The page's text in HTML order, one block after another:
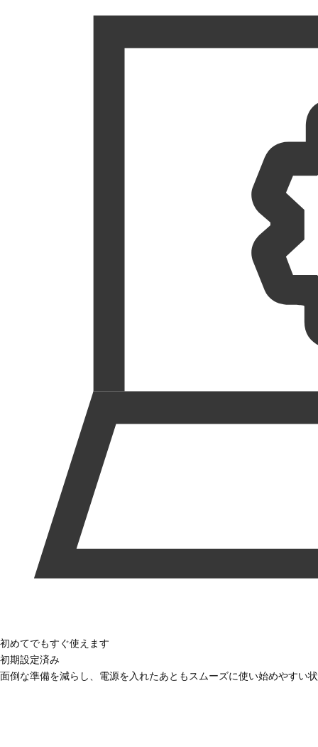
初めてでもすぐ使えます
初期設定済み
面倒な準備を減らし、電源を入れたあともスムーズに使い始めやすい